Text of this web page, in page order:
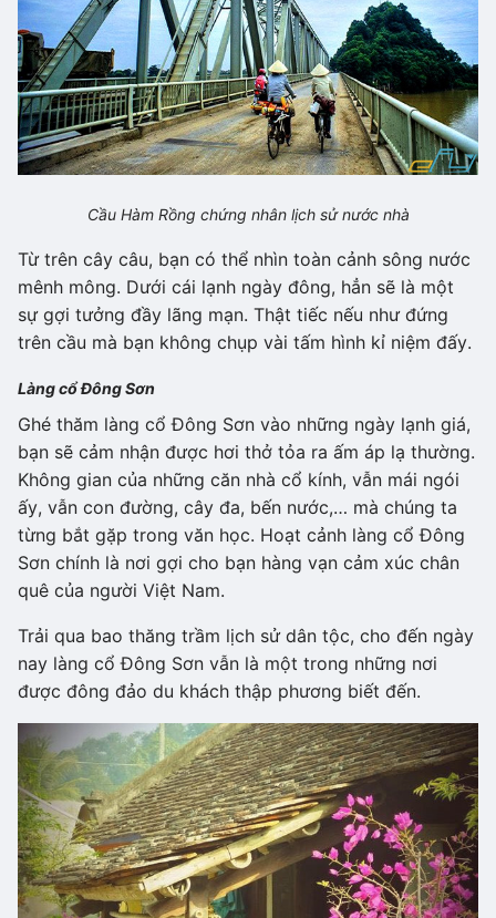
Cầu Hàm Rồng chứng nhân lịch sử nước nhà
Từ trên cây câu, bạn có thể nhìn toàn cảnh sông nước
mênh mông. Dưới cái lạnh ngày đông, hẳn sẽ là một
sự gợi tưởng đầy lãng mạn. Thật tiếc nếu như đứng
trên cầu mà bạn không chụp vài tấm hình kỉ niệm đấy.
Làng cổ Đông Sơn
Ghé thăm làng cổ Đông Sơn vào những ngày lạnh giá,
bạn sẽ cảm nhận được hơi thở tỏa ra ấm áp lạ thường.
Không gian của những căn nhà cổ kính, vẫn mái ngói
ấy, vẫn con đường, cây đa, bến nước,… mà chúng ta
từng bắt gặp trong văn học. Hoạt cảnh làng cổ Đông
Sơn chính là nơi gợi cho bạn hàng vạn cảm xúc chân
quê của người Việt Nam.
Trải qua bao thăng trầm lịch sử dân tộc, cho đến ngày
nay làng cổ Đông Sơn vẫn là một trong những nơi
được đông đảo du khách thập phương biết đến.